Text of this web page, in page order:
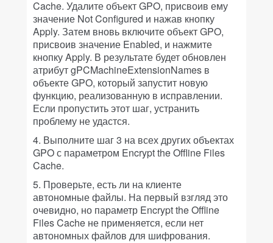
Cache. Удалите объект GPO, присвоив ему
значение Not Configured и нажав кнопку
Apply. Затем вновь включите объект GPO,
присвоив значение Enabled, и нажмите
кнопку Apply. В результате будет обновлен
атрибут gPCMachine­Extension­Names в
объекте GPO, который запустит новую
функцию, реализованную в исправлении.
Если пропустить этот шаг, устранить
проблему не удастся.
4. Выполните шаг 3 на всех других объектах
GPO с параметром Encrypt the Offline Files
Cache.
5. Проверьте, есть ли на клиенте
автономные файлы. На первый взгляд это
очевидно, но параметр Encrypt the Offline
Files Cache не применяется, если нет
автономных файлов для шифрования.